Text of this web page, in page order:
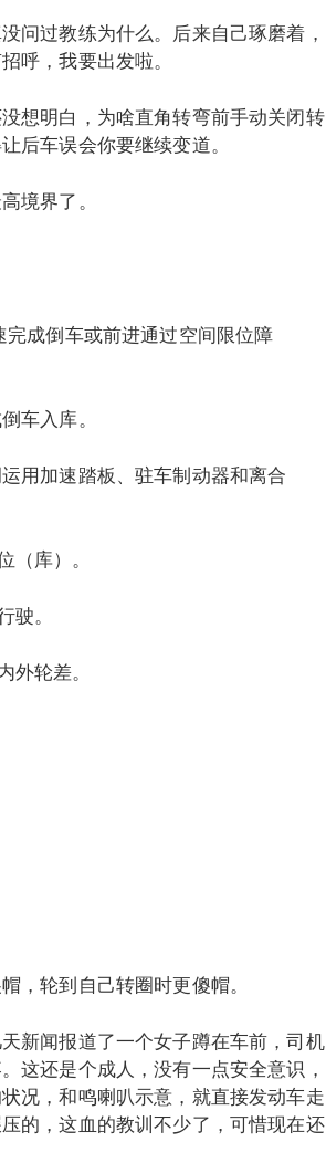
问过教练为什么。后来自己琢磨着，
呼，我要出发啦。
想明白，为啥直角转弯前手动关闭转
后车误会你要继续变道。
境界了。
成倒车或前进通过空间限位障
车入库。
用加速踏板、驻车制动器和离合
（库）。
驶。
外轮差。
，轮到自己转圈时更傻帽。
新闻报道了一个女子蹲在车前，司机
这还是个成人，没有一点安全意识，
况，和鸣喇叭示意，就直接发动车走
的，这血的教训不少了，可惜现在还